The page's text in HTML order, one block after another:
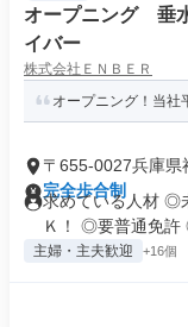
オープニング 垂
イバー
株式会社ＥＮＢＥＲ
オープニング！当社
〒655-0027兵庫県
完全歩合制
求めている人材 ◎
Ｋ！ ◎要普通免許
主婦・主夫歓迎 +16個